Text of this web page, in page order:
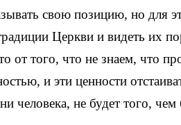
свою позицию, но для
Церкви и видеть их
от того, что не знаем, что
и эти ценности
человека, не будет того,